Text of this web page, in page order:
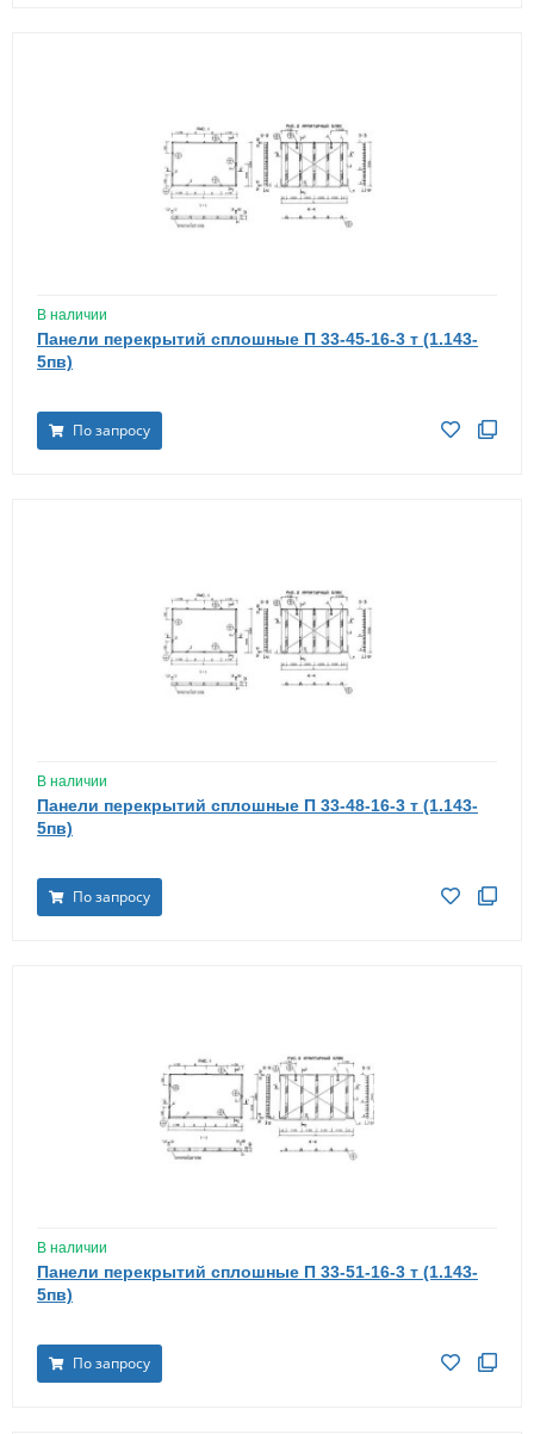
В наличии
Панели перекрытий сплошные П 33-45-16-3 т (1.143-
5пв)
По запросу
В наличии
Панели перекрытий сплошные П 33-48-16-3 т (1.143-
5пв)
По запросу
В наличии
Панели перекрытий сплошные П 33-51-16-3 т (1.143-
5пв)
По запросу